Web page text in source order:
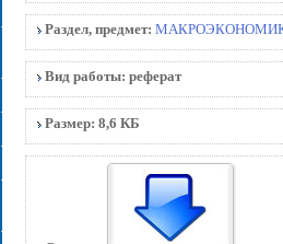
Раздел, предмет:
Вид работы: реферат
Размер: 8,6 КБ